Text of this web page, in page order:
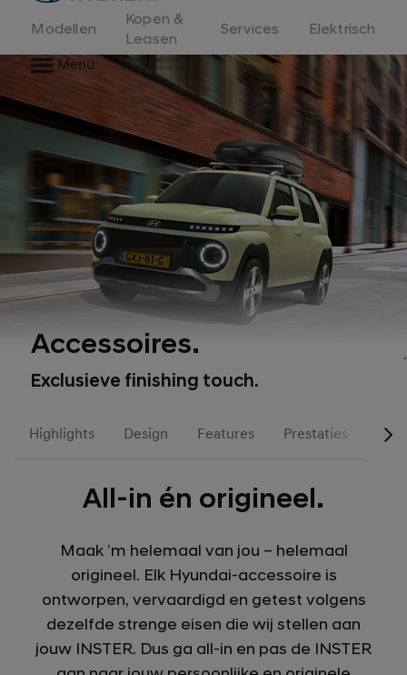
Modellen
Kopen &
Leasen
Services
Elektrisch
Menu
Accessoires.
Exclusieve finishing touch.
Highlights Design Features Prestaties
All-in én origineel.
Maak ’m helemaal van jou – helemaal
origineel. Elk Hyundai-accessoire is
ontworpen, vervaardigd en getest volgens
dezelfde strenge eisen die wij stellen aan
jouw INSTER. Dus ga all-in en pas de INSTER